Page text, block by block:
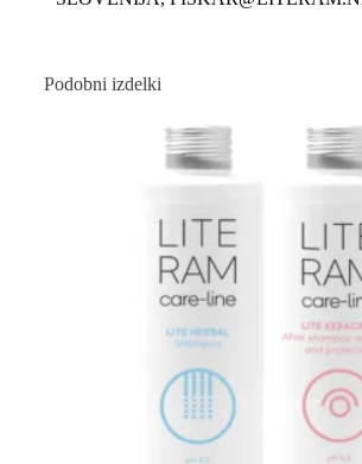
Podobni izdelki